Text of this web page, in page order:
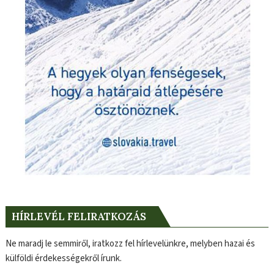
HÍRLEVÉL FELIRATKOZÁS
Ne maradj le semmiről, iratkozz fel hírlevelünkre, melyben hazai és
külföldi érdekességekről írunk.